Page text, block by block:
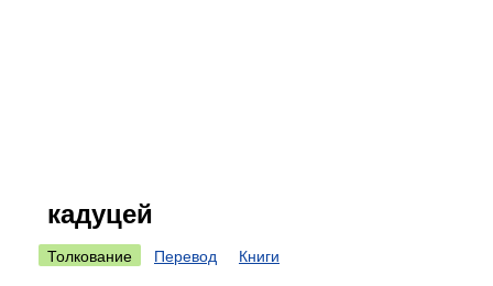
кадуцей
Толкование Перевод Книги